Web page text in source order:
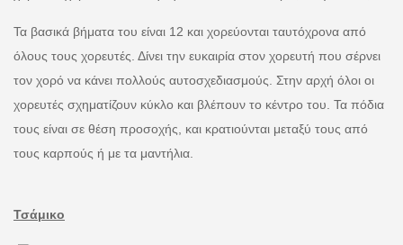
Τα βασικά βήματα του είναι 12 και χορεύονται ταυτόχρονα από
όλους τους χορευτές. Δίνει την ευκαιρία στον χορευτή που σέρνει
τον χορό να κάνει πολλούς αυτοσχεδιασμούς. Στην αρχή όλοι οι
χορευτές σχηματίζουν κύκλο και βλέπουν το κέντρο του. Τα πόδια
τους είναι σε θέση προσοχής, και κρατιούνται μεταξύ τους από
τους καρπούς ή με τα μαντήλια.
Τσάμικο